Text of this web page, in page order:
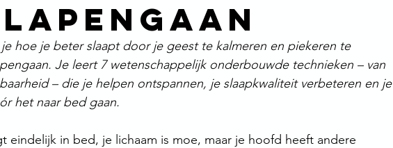
hoe je beter slaapt door je geest te kalmeren en piekeren te
Je leert 7 wetenschappelijk onderbouwde technieken – van
– die je helpen ontspannen, je slaapkwaliteit verbeteren en je
het naar bed gaan.
eindelijk in bed, je lichaam is moe, maar je hoofd heeft andere